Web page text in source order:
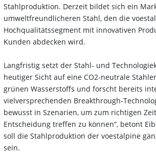
Stahlproduktion. Derzeit bildet sich ein
umweltfreundlicheren Stahl, den die
Hochqualitätssegment mit innovativen
Kunden abdecken wird.
Langfristig setzt der Stahl- und
heutiger Sicht auf eine CO2-neutrale
grünen Wasserstoffs und forscht bereits
vielversprechenden Breakthrough-
bewusst in Szenarien, um zum richtigen
Entscheidung treffen zu können“, betont
soll die Stahlproduktion der voestalpine
sein.